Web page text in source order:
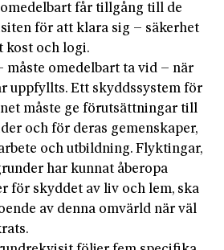
får tillgång till de
för att klara sig – säkerhet
kost och logi.
måste omedelbart ta vid – när
uppfyllts. Ett skyddssystem för
måste ge förutsättningar till
och för deras gemenskaper,
och utbildning. Flyktingar,
har kunnat åberopa
för skyddet av liv och lem, ska
av denna omvärld när väl